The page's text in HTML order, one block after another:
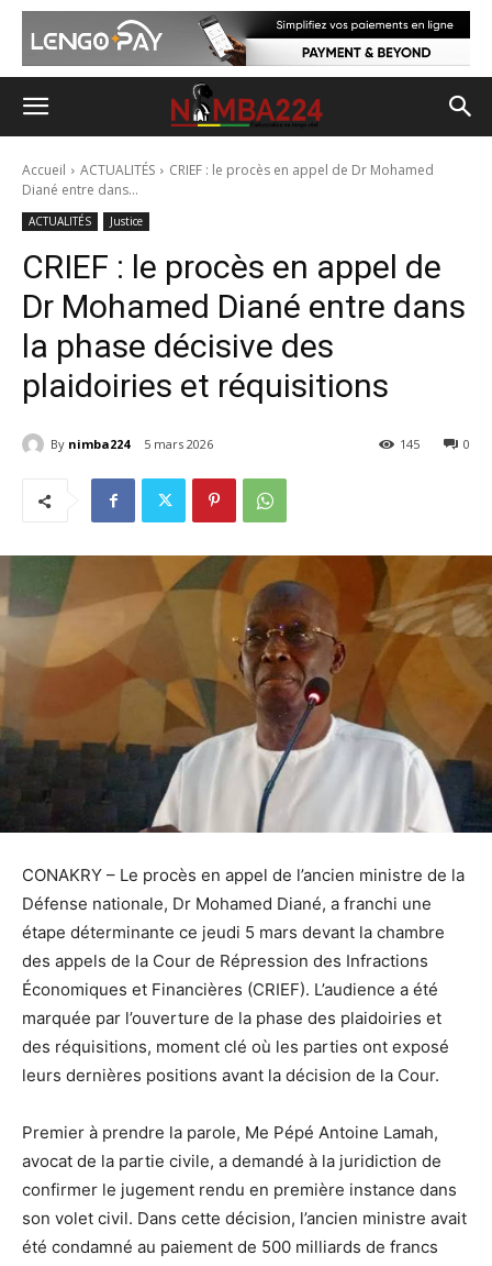
Accueil ACTUALITÉS
CRIEF : le procès en appel de Dr Mohamed
Diané entre dans...
ACTUALITÉS Justice
CRIEF : le procès en appel de
Dr Mohamed Diané entre dans
la phase décisive des
plaidoiries et réquisitions
By nimba224 5 mars 2026 0
145
CONAKRY – Le procès en appel de l’ancien ministre de la
Défense nationale, Dr Mohamed Diané, a franchi une
étape déterminante ce jeudi 5 mars devant la chambre
des appels de la Cour de Répression des Infractions
Économiques et Financières (CRIEF). L’audience a été
marquée par l’ouverture de la phase des plaidoiries et
des réquisitions, moment clé où les parties ont exposé
leurs dernières positions avant la décision de la Cour.
Premier à prendre la parole, Me Pépé Antoine Lamah,
avocat de la partie civile, a demandé à la juridiction de
confirmer le jugement rendu en première instance dans
son volet civil. Dans cette décision, l’ancien ministre avait
été condamné au paiement de 500 milliards de francs